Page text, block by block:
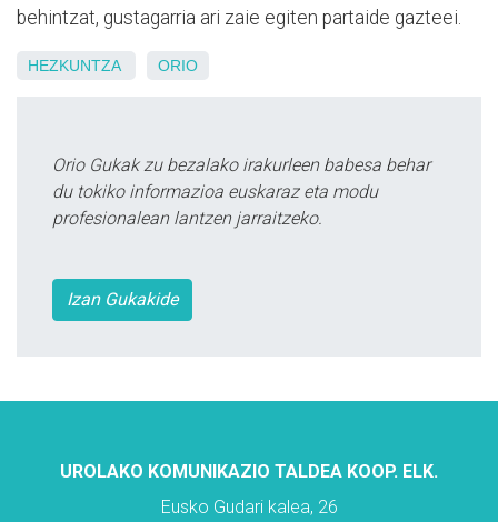
behintzat, gustagarria ari zaie egiten partaide gazteei.
HEZKUNTZA ORIO
Orio Gukak zu bezalako irakurleen babesa behar
du tokiko informazioa euskaraz eta modu
profesionalean lantzen jarraitzeko.
Izan Gukakide
UROLAKO KOMUNIKAZIO TALDEA KOOP. ELK.
Eusko Gudari kalea, 26